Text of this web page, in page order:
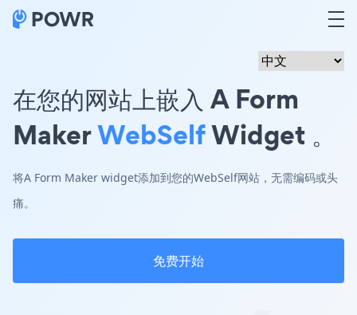
在您的网站上嵌入 A Form
MakerWebSelfWidget 。
将A Form Maker widget添加到您的WebSelf网站，无需编码或头
痛。
免费开始